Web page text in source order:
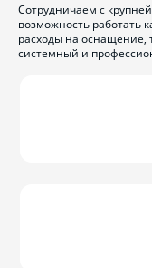
Сотрудничаем с
возможность работать
расходы на оснащение,
системный и